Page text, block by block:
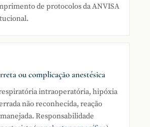
de protocolos da ANVISA
ou complicação anestésica
intraoperatória, hipóxia
não reconhecida, reação
Responsabilidade